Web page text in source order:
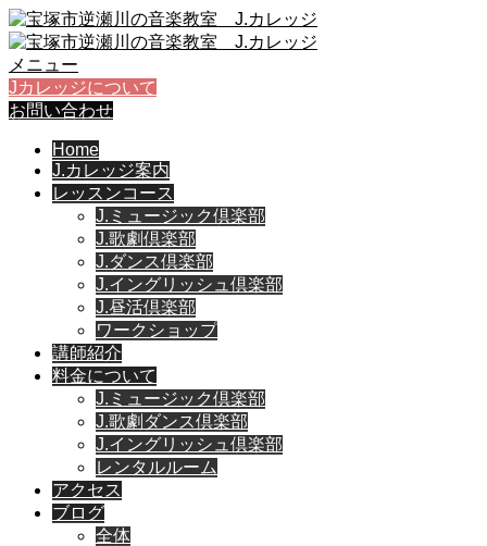
メニュー
Jカレッジについて
お問い合わせ
Home
J.カレッジ案内
レッスンコース
J.ミュージック倶楽部
J.歌劇倶楽部
J.ダンス倶楽部
J.イングリッシュ倶楽部
J.昼活倶楽部
ワークショップ
講師紹介
料金について
J.ミュージック倶楽部
J.歌劇ダンス倶楽部
J.イングリッシュ倶楽部
レンタルルーム
アクセス
ブログ
全体